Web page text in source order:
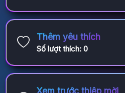
Thêm yêu thích
Số lượt thích: 0
Xem trước thiệp mời